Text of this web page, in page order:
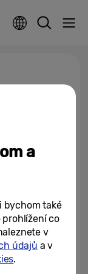
a
bychom také
prohlížení co
v
údajů a v
.